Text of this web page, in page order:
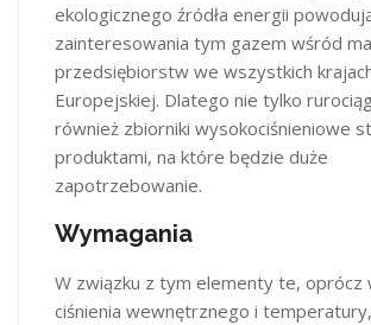
ekologicznego źródła energii
zainteresowania tym gazem wśród
przedsiębiorstw we wszystkich
Europejskiej. Dlatego nie tylko
również zbiorniki wysokociśnieniowe
produktami, na które będzie duże
zapotrzebowanie.
Wymagania
W związku z tym elementy te, oprócz
ciśnienia wewnętrznego i